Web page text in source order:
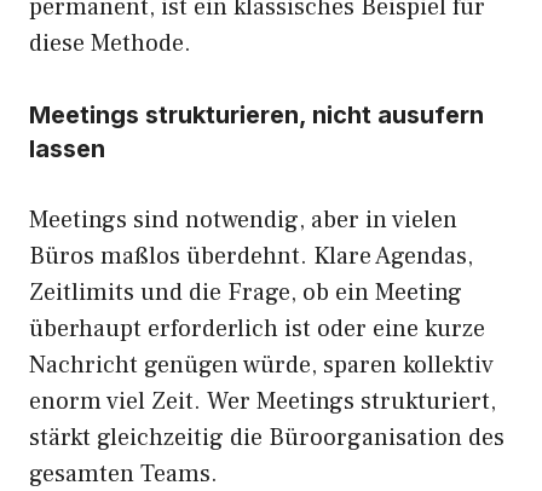
permanent, ist ein klassisches Beispiel für
diese Methode.
Meetings strukturieren, nicht ausufern
lassen
Meetings sind notwendig, aber in vielen
Büros maßlos überdehnt. Klare Agendas,
Zeitlimits und die Frage, ob ein Meeting
überhaupt erforderlich ist oder eine kurze
Nachricht genügen würde, sparen kollektiv
enorm viel Zeit. Wer Meetings strukturiert,
stärkt gleichzeitig die Büroorganisation des
gesamten Teams.